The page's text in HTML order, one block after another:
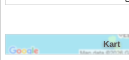
Kart